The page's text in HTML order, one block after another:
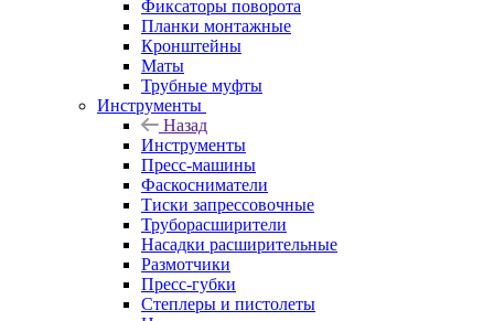
Фиксаторы поворота
Планки монтажные
Кронштейны
Маты
Трубные муфты
Инструменты
Назад
Инструменты
Пресс-машины
Фаскосниматели
Тиски запрессовочные
Труборасширители
Насадки расширительные
Размотчики
Пресс-губки
Степлеры и пистолеты